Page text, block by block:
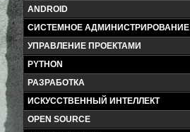
ANDROID
СИСТЕМНОЕ АДМИНИСТРИРОВАНИЕ
УПРАВЛЕНИЕ ПРОЕКТАМИ
PYTHON
РАЗРАБОТКА
ИСКУССТВЕННЫЙ ИНТЕЛЛЕКТ
OPEN SOURCE